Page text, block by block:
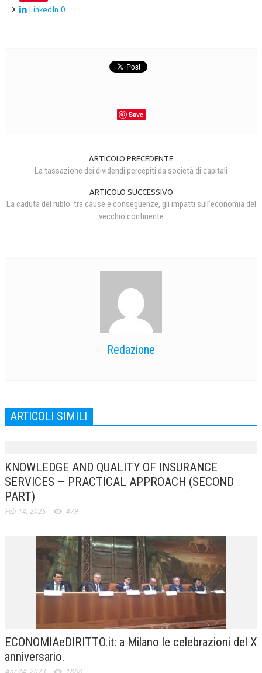
LinkedIn 0
Save
ARTICOLO PRECEDENTE
La tassazione dei dividendi percepiti da società di capitali
ARTICOLO SUCCESSIVO
La caduta del rublo: tra cause e conseguenze, gli impatti sull’economia del
vecchio continente
Redazione
ARTICOLI SIMILI
KNOWLEDGE AND QUALITY OF INSURANCE
SERVICES – PRACTICAL APPROACH (SECOND
PART)
Feb 14, 2025 479
ECONOMIAeDIRITTO.it: a Milano le celebrazioni del X
anniversario.